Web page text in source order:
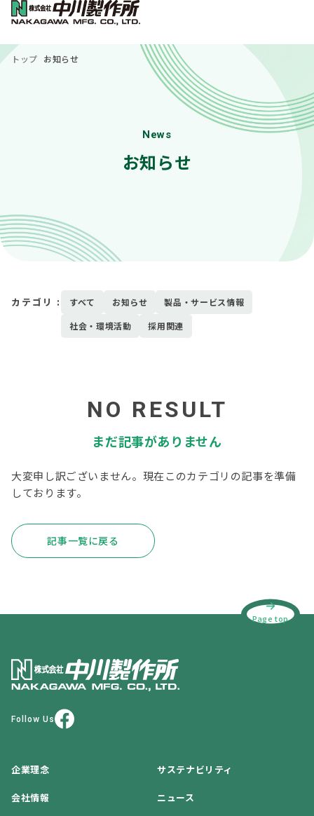
トップ お知らせ
News
お知らせ
カテゴリ : すべて お知らせ
製品・サービス情報
社会・環境活動
採用関連
NO RESULT
まだ記事がありません
大変申し訳ございません。現在このカテゴリの記事を準備
しております。
記事一覧に戻る
Page top
Follow Us
企業理念 サステナビリティ
会社情報 ニュース